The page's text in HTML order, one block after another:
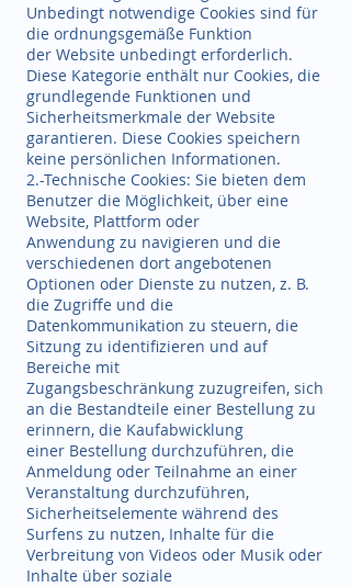
Unbedingt notwendige Cookies sind für
die ordnungsgemäße Funktion
der Website unbedingt erforderlich.
Diese Kategorie enthält nur Cookies, die
grundlegende Funktionen und
Sicherheitsmerkmale der Website
garantieren. Diese Cookies speichern
keine persönlichen Informationen.
2.-Technische Cookies: Sie bieten dem
Benutzer die Möglichkeit, über eine
Website, Plattform oder
Anwendung zu navigieren und die
verschiedenen dort angebotenen
Optionen oder Dienste zu nutzen, z. B.
die Zugriffe und die
Datenkommunikation zu steuern, die
Sitzung zu identifizieren und auf
Bereiche mit
Zugangsbeschränkung zuzugreifen, sich
an die Bestandteile einer Bestellung zu
erinnern, die Kaufabwicklung
einer Bestellung durchzuführen, die
Anmeldung oder Teilnahme an einer
Veranstaltung durchzuführen,
Sicherheitselemente während des
Surfens zu nutzen, Inhalte für die
Verbreitung von Videos oder Musik oder
Inhalte über soziale